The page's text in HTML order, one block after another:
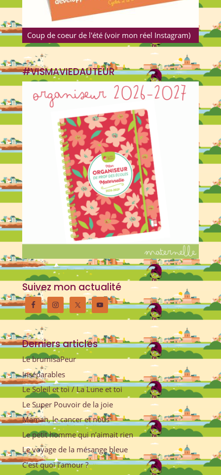
Coup de coeur de l'été (voir mon réel Instagram)
#VISMAVIEDAUTEUR
Suivez mon actualité
Derniers articles
Le brumisaPeur
Inséparables
Le Soleil et toi / La Lune et toi
Le Super Pouvoir de la joie
Maman, le cancer et nous
Le petit homme qui n’aimait rien
Le voyage de la mésange bleue
C’est quoi l’amour ?